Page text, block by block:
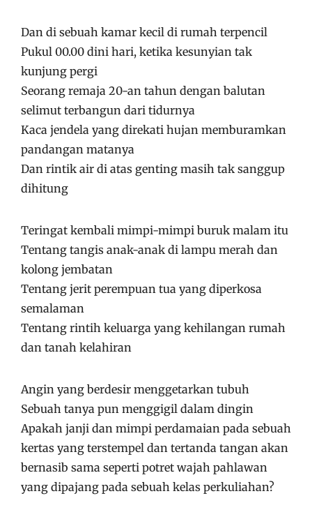
Dan di sebuah kamar kecil di rumah terpencil
Pukul 00.00 dini hari, ketika kesunyian tak
kunjung pergi
Seorang remaja 20-an tahun dengan balutan
selimut terbangun dari tidurnya
Kaca jendela yang direkati hujan memburamkan
pandangan matanya
Dan rintik air di atas genting masih tak sanggup
dihitung
Teringat kembali mimpi-mimpi buruk malam itu
Tentang tangis anak-anak di lampu merah dan
kolong jembatan
Tentang jerit perempuan tua yang diperkosa
semalaman
Tentang rintih keluarga yang kehilangan rumah
dan tanah kelahiran
Angin yang berdesir menggetarkan tubuh
Sebuah tanya pun menggigil dalam dingin
Apakah janji dan mimpi perdamaian pada sebuah
kertas yang terstempel dan tertanda tangan akan
bernasib sama seperti potret wajah pahlawan
yang dipajang pada sebuah kelas perkuliahan?